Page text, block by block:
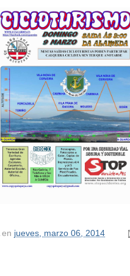
en jueves, marzo 06, 2014